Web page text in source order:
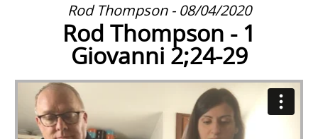
Rod Thompson - 08/04/2020
Rod Thompson - 1
Giovanni 2;24-29